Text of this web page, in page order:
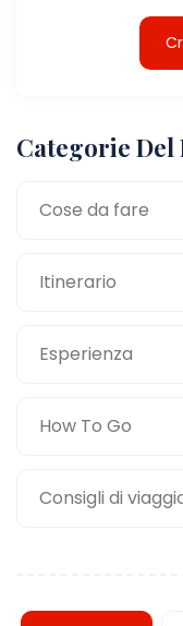
Categorie Del
Cose da fare
Itinerario
Esperienza
How To Go
Consigli di